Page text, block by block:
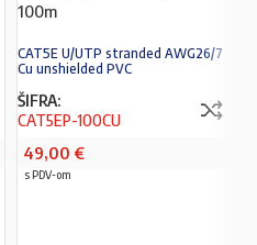
100m
CAT5E U/UTP stranded AWG26/7
Cu unshielded PVC
ŠIFRA:
CAT5EP-100CU
49,00 €
s PDV-om